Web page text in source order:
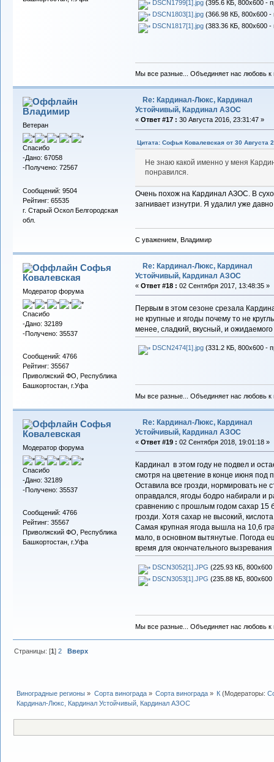
DSCN1799[1].jpg(395.6 КБ, 800x600 -
DSCN1803[1].jpg(366.98 КБ, 800x600 -
DSCN1817[1].jpg(383.36 КБ, 800x600 -
Мы все разные... Объединяет нас любовь к
Владимиp
Ветеран
Спасибо
-Дано: 67058
-Получено: 72567
Сообщений: 9504
Рейтинг: 65535
г. Старый Оскол Белгородская
обл.
Re: Кардинал-Люкс, Кардинал
Устойчивый, Кардинал АЗОС
« Ответ #17 : 30 Августа 2016, 23:31:47 »
Цитата: Софья Ковалевская от 30 Августа
Не знаю какой именно у меня
понравился.
Очень похож на Кардинал АЗОС. В
загнивает изнутри. Я удалил уже
С уважением, Владимир
Софья
Ковалевская
Модератор форума
Спасибо
-Дано: 32189
-Получено: 35537
Сообщений: 4766
Рейтинг: 35567
Приволжский ФО, Республика
Башкортостан, г.Уфа
Re: Кардинал-Люкс, Кардинал
Устойчивый, Кардинал АЗОС
« Ответ #18 : 02 Сентября 2017, 13:48:35 »
Первым в этом сезоне срезала
не крупные и ягоды почему то не
менее, сладкий, вкусный, и
DSCN2474[1].jpg(331.2 КБ, 800x600 -
Мы все разные... Объединяет нас любовь к
Софья
Ковалевская
Модератор форума
Спасибо
-Дано: 32189
-Получено: 35537
Сообщений: 4766
Рейтинг: 35567
Приволжский ФО, Республика
Башкортостан, г.Уфа
Re: Кардинал-Люкс, Кардинал
Устойчивый, Кардинал АЗОС
« Ответ #19 : 02 Сентября 2018, 19:01:18 »
Кардинал в этом году не подвел и
смотря на цветение в конце июня
Оставила все грозди, нормировать не
оправдался, ягоды бодро набирали и
сравнению с прошлым годом сахар 15
грозди. Хотя сахар не высокий,
Самая крупная ягода вышла на 10,6
мало, в основном вытянутые. Погода
время для окончательного
DSCN3052[1].JPG (225.93 КБ,
DSCN3053[1].JPG (235.88 КБ,
Мы все разные... Объединяет нас любовь к
Страницы: [1]2 Вверх
Виноградные регионы » Сорта винограда» Сорта винограда» К (Модераторы:
Кардинал-Люкс, Кардинал Устойчивый, Кардинал АЗОС